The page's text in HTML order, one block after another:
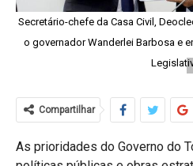
Secretário-chefe da Casa Civil,
o governador Wanderlei Barbosa e
Compartilhar
As prioridades do Governo do